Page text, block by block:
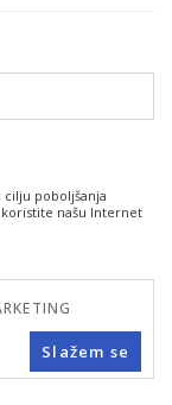
cilju poboljšanja
našu Internet
Slažem se